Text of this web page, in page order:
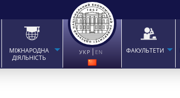
МІЖНАРОДНА
ДІЯЛЬНІСТЬ
УКР EN ФАКУЛЬТЕТИ